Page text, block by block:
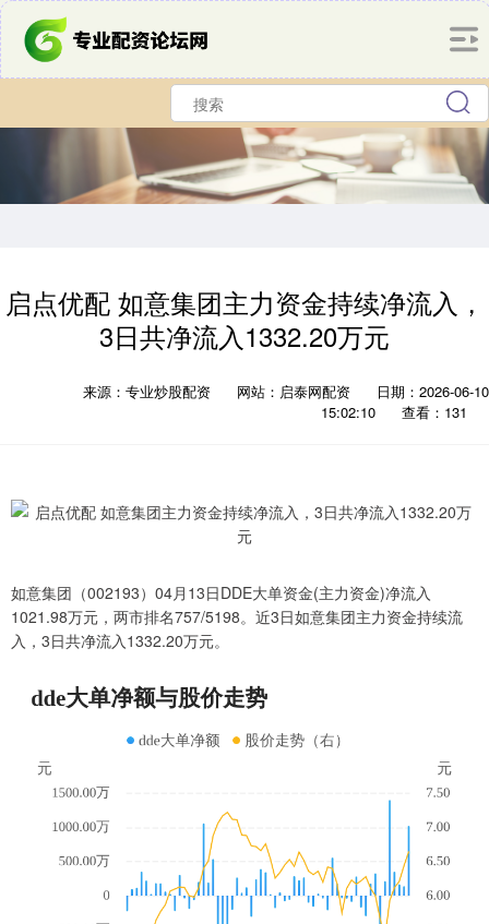
启点优配 如意集团主力资金持续净流入，
3日共净流入1332.20万元
来源：专业炒股配资 网站：启泰网配资
日期：2026-06-10
15:02:10
查看：131
如意集团（002193）04月13日DDE大单资金(主力资金)净流入
1021.98万元，两市排名757/5198。近3日如意集团主力资金持续流
入，3日共净流入1332.20万元。